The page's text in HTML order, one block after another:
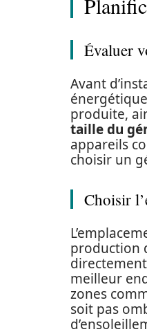
Évaluer
Avant
produite,
taille du
appareils
choisir un
Choisir
production
meilleur
zones
soit pas